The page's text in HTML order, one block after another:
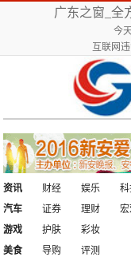
广东之窗_全
今
互联网
资讯 财经 娱乐
汽车
证券 理财
游戏
护肤
彩妆
美食
导购 评测